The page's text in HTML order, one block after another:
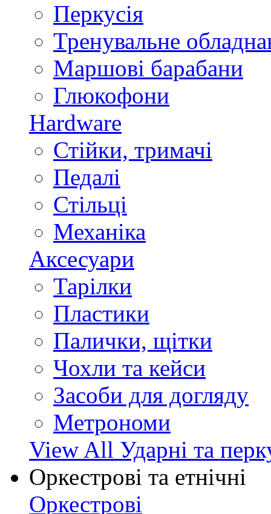
Перкусія
Тренувальне
Маршові барабани
Глюкофони
Hardware
Стійки, тримачі
Педалі
Стільці
Механіка
Аксесуари
Тарілки
Пластики
Палички, щітки
Чохли та кейси
Засоби для догляду
Метрономи
View All Ударні та
Оркестрові та етнічні
Оркестрові